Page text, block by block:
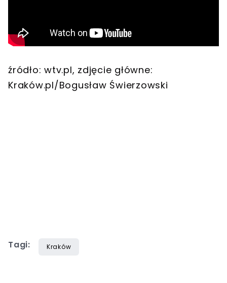
źródło: wtv.pl, zdjęcie główne:
Kraków.pl/Bogusław Świerzowski
Tagi: Kraków